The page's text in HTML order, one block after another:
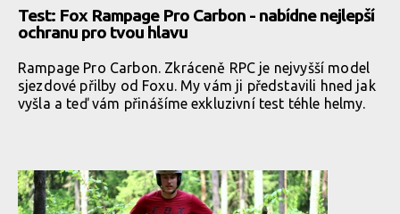
Test: Fox Rampage Pro Carbon - nabídne nejlepší
ochranu pro tvou hlavu
Rampage Pro Carbon. Zkráceně RPC je nejvyšší model
sjezdové přilby od Foxu. My vám ji představili hned jak
vyšla a teď vám přinášíme exkluzivní test téhle helmy.